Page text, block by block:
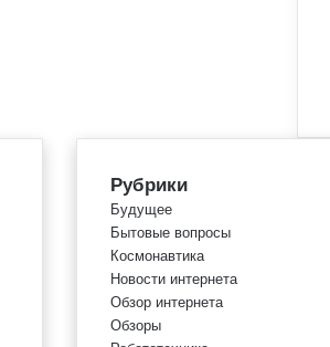
Рубрики
Будущее
Бытовые вопросы
Космонавтика
Новости интернета
Обзор интернета
Обзоры